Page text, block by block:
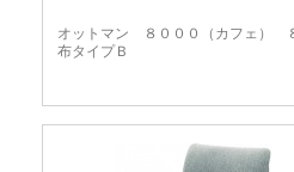
オットマン ８０００（カフェ）
布タイプＢ